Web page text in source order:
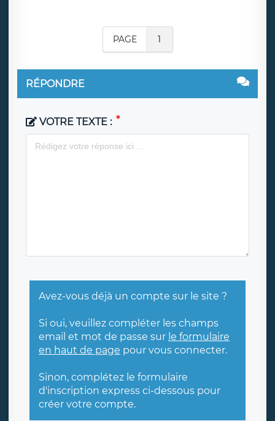
PAGE 1
RÉPONDRE
VOTRE TEXTE :
Avez-vous déjà un compte sur le site ?
Si oui, veuillez compléter les champs
email et mot de passe sur le formulaire
en haut de page pour vous connecter.
Sinon, complétez le formulaire
d'inscription express ci-dessous pour
créer votre compte.